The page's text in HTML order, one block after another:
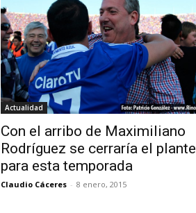
Actualidad
Con el arribo de Maximiliano
Rodríguez se cerraría el plantel
para esta temporada
Claudio Cáceres - 8 enero, 2015